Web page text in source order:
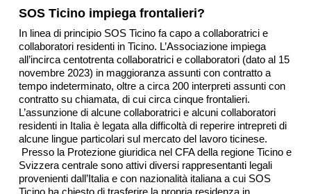
SOS Ticino impiega frontalieri?
In linea di principio SOS Ticino fa capo a collaboratrici e
collaboratori residenti in Ticino. L’Associazione impiega
all’incirca centotrenta collaboratrici e collaboratori (dato al 15
novembre 2023) in maggioranza assunti con contratto a
tempo indeterminato, oltre a circa 200 interpreti assunti con
contratto su chiamata, di cui circa cinque frontalieri.
L’assunzione di alcune collaboratrici e alcuni collaboratori
residenti in Italia è legata alla difficoltà di reperire intrepreti di
alcune lingue particolari sul mercato del lavoro ticinese.
Presso la Protezione giuridica nel CFA della regione Ticino e
Svizzera centrale sono attivi diversi rappresentanti legali
provenienti dall’Italia e con nazionalità italiana a cui SOS